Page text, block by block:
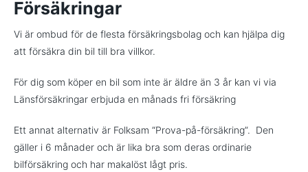
Försäkringar
Vi är ombud för de flesta försäkringsbolag och kan hjälpa dig
att försäkra din bil till bra villkor.
För dig som köper en bil som inte är äldre än 3 år kan vi via
Länsförsäkringar erbjuda en månads fri försäkring
Ett annat alternativ är Folksam “Prova-på-försäkring”. Den
gäller i 6 månader och är lika bra som deras ordinarie
bilförsäkring och har makalöst lågt pris.